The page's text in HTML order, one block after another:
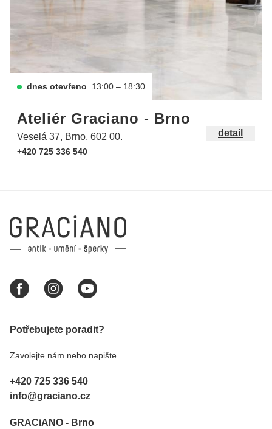
dnes otevřeno 13:00 – 18:30
Ateliér Graciano - Brno
Veselá 37, Brno, 602 00.
+420 725 336 540
detail
Potřebujete poradit?
Zavolejte nám nebo napište.
+420 725 336 540
info@graciano.cz
GRACiANO - Brno